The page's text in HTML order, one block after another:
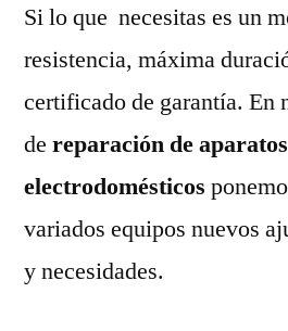
Si lo que necesitas es un
resistencia, máxima
certificado de garantía. En
de reparación de aparatos
electrodomésticos
variados equipos nuevos
y necesidades.